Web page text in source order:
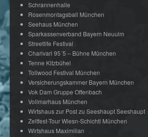
Schrannenhalle
Rosenmontagsball München
Seehaus München
Sparkassenverband Bayern Neuulm
Streetlife Festival
Charivari 95´5 – Bühne München
Tenne Kitzbühel
Tollwood Festival München
Versicherungskammer Bayern München
Vok Dam Gruppe Offenbach
Vollmarhaus München
Wirtshaus zur Post zu Seeshaupt Seeshaupt
Zeltfest-Tour Wiesn-Schichtl München
Wirtshaus Maximilian